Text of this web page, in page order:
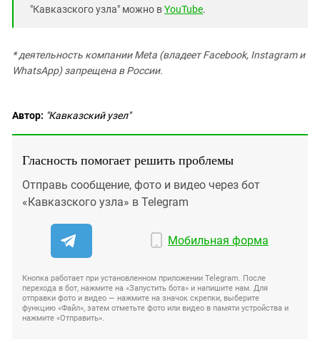
"Кавказского узла" можно вYouTube.
* деятельность компании Meta (владеет Facebook, Instagram и
WhatsApp) запрещена в России.
Автор: "Кавказский узел"
Гласность помогает решить проблемы
Отправь сообщение, фото и видео через бот
«Кавказского узла» в Telegram
Мобильная форма
Кнопка работает при установленном приложении Telegram. После
перехода в бот, нажмите на «Запустить бота» и напишите нам. Для
отправки фото и видео — нажмите на значок скрепки, выберите
функцию «Файл», затем отметьте фото или видео в памяти устройства и
нажмите «Отправить».